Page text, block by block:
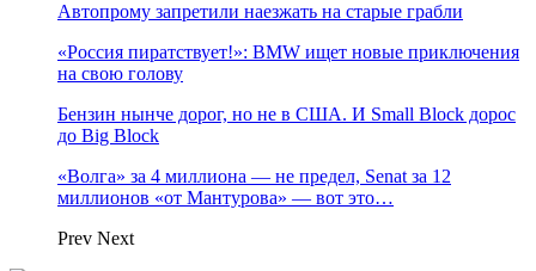
Автопрому запретили наезжать на старые грабли
«Россия пиратствует!»: BMW ищет новые приключения
на свою голову
Бензин нынче дорог, но не в США. И Small Block дорос
до Big Block
«Волга» за 4 миллиона — не предел, Senat за 12
миллионов «от Мантурова» — вот это…
Prev Next